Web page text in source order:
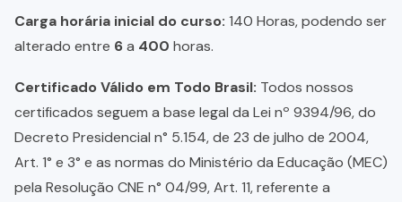
Carga horária inicial do curso: 140 Horas, podendo ser
alterado entre 6a 400 horas.
Certificado Válido em Todo Brasil: Todos nossos
certificados seguem a base legal da Lei nº 9394/96, do
Decreto Presidencial n° 5.154, de 23 de julho de 2004,
Art. 1° e 3° e as normas do Ministério da Educação (MEC)
pela Resolução CNE n° 04/99, Art. 11, referente a